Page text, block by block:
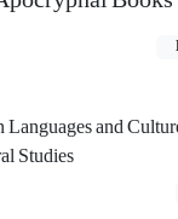
and
Studies